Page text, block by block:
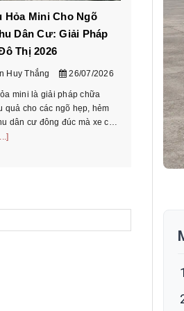
Hỏa Mini Cho Ngõ
Dân Cư: Giải Pháp
Thị 2026
Huy Thắng 26/07/2026
mini là giải pháp chữa
quả cho các ngõ hẹp, hẻm
dân cư đông đúc mà xe cứu
thống không thể tiếp cận.
Cách
tấn
Nguyễn
Hướng
theo
chiếu
và hồ sơ
thoại/
[Đọc